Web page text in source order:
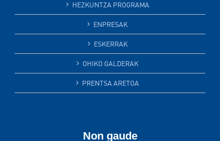
HEZKUNTZA PROGRAMA
ENPRESAK
ESKERRAK
OHIKO GALDERAK
PRENTSA ARETOA
Non gaude